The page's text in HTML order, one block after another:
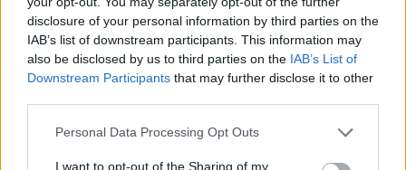
disclosure of your personal information by third parties on the
IAB’s list of downstream participants. This information may
also be disclosed by us to third parties on the IAB’s List of
Downstream Participants that may further disclose it to other
Personal Data Processing Opt Outs
I want to opt-out of the Sharing of my